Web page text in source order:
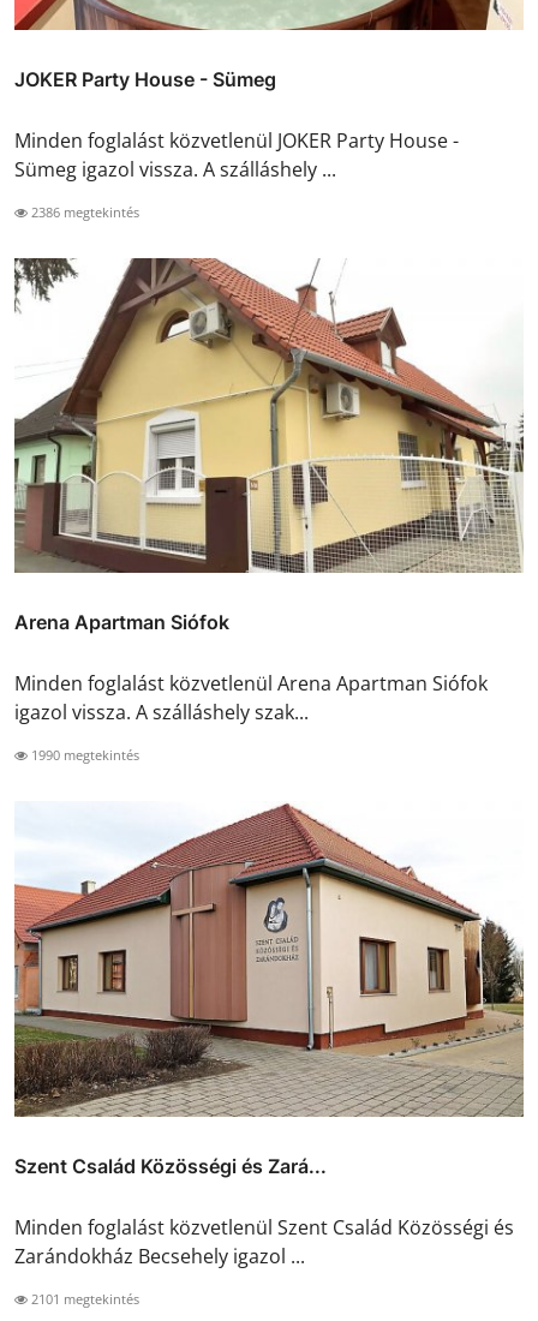
JOKER Party House - Sümeg
Minden foglalást közvetlenül JOKER Party House -
Sümeg igazol vissza. A szálláshely ...
2386 megtekintés
Arena Apartman Siófok
Minden foglalást közvetlenül Arena Apartman Siófok
igazol vissza. A szálláshely szak...
1990 megtekintés
Szent Család Közösségi és Zará...
Minden foglalást közvetlenül Szent Család Közösségi és
Zarándokház Becsehely igazol ...
2101 megtekintés